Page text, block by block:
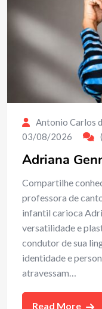
Antonio Carlos
03/08/2026
Adriana
Compartilhe
professora de
infantil carioca
versatilidade e
condutor de sua
identidade e
atravessam…
Read More